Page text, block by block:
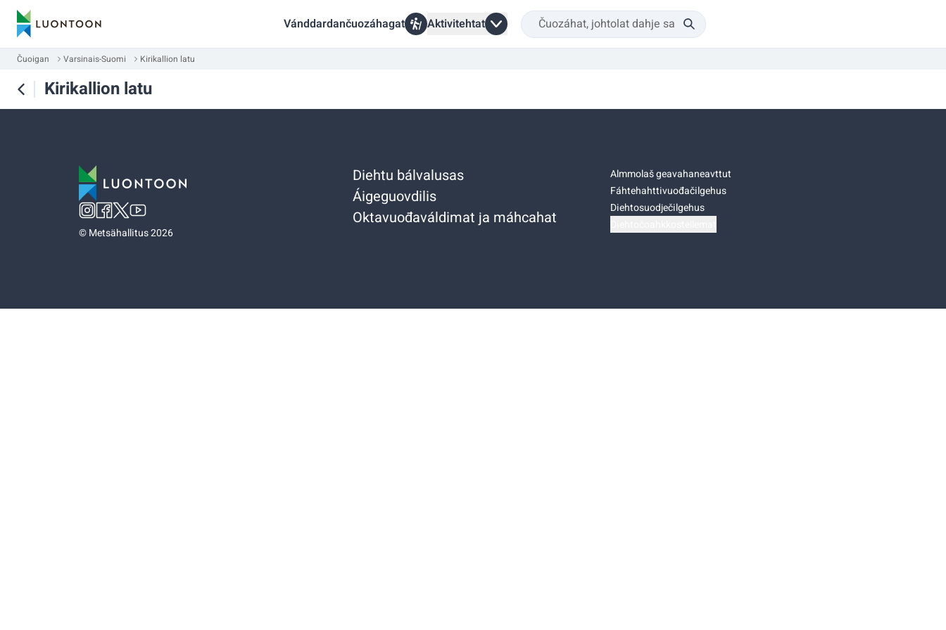
Vánddardančuozáhagat Aktivitehtat
Čuoigan Varsinais-Suomi Kirikallion latu
Kirikallion latu
©Metsähallitus 2026
Diehtu bálvalusas
Áigeguovdilis
Oktavuođaváldimat ja máhcahat
Almmolaš geavahaneavttut
Fáhtehahttivuođačilgehus
Diehtosuodječilgehus